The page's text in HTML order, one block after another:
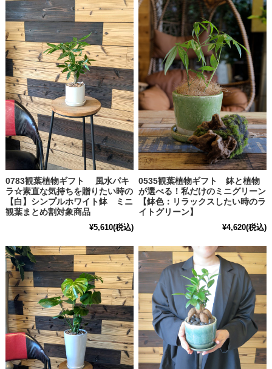
0783観葉植物ギフト 風水パキ
ラ☆素直な気持ちを贈りたい時の
【白】シンプルホワイト鉢 ミニ
観葉まとめ割対象商品
¥5,610(税込)
0535観葉植物ギフト 鉢と植物
が選べる！私だけのミニグリーン
【鉢色：リラックスしたい時のラ
イトグリーン】
¥4,620(税込)